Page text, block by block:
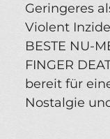
Geringeres
Violent
BESTE NU-
FINGER
bereit für
Nostalgie